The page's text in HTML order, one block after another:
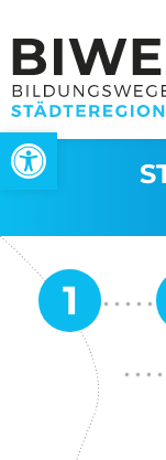
Werkzeugleiste öffnen